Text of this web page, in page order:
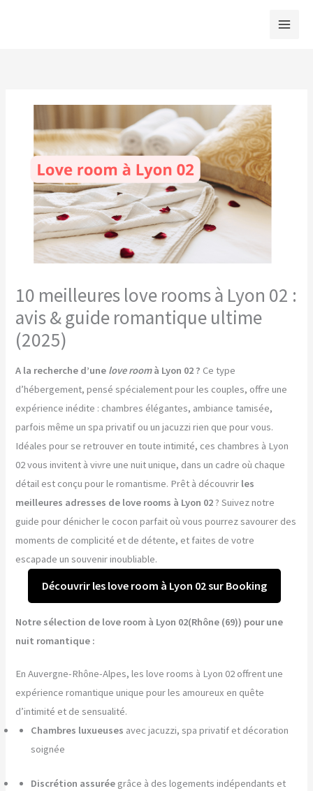
10 meilleures love rooms à Lyon 02 :
avis & guide romantique ultime
(2025)
A la recherche d’une love roomà Lyon 02 ? Ce type
d’hébergement, pensé spécialement pour les couples, offre une
expérience inédite : chambres élégantes, ambiance tamisée,
parfois même un spa privatif ou un jacuzzi rien que pour vous.
Idéales pour se retrouver en toute intimité, ces chambres à Lyon
02 vous invitent à vivre une nuit unique, dans un cadre où chaque
détail est conçu pour le romantisme. Prêt à découvrir les
meilleures adresses de love rooms à Lyon 02? Suivez notre
guide pour dénicher le cocon parfait où vous pourrez savourer des
moments de complicité et de détente, et faites de votre
escapade un souvenir inoubliable.
Découvrir les love room à Lyon 02 sur Booking
Notre sélection de love room à Lyon 02(Rhône (69)) pour une
nuit romantique :
En Auvergne-Rhône-Alpes, les love rooms à Lyon 02 offrent une
expérience romantique unique pour les amoureux en quête
d’intimité et de sensualité.
Chambres luxueuses avec jacuzzi, spa privatif et décoration
soignée
Discrétion assurée grâce à des logements indépendants et